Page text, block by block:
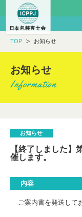
TOP お知らせ
お知らせ
お知らせ
【終了しました】
催します。
内容
ご案内書を発送して